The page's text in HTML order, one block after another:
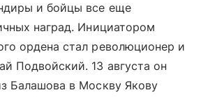
и бойцы все еще
наград. Инициатором
ордена стал революционер и
Подвойский. 13 августа он
Балашова в Москву Якову